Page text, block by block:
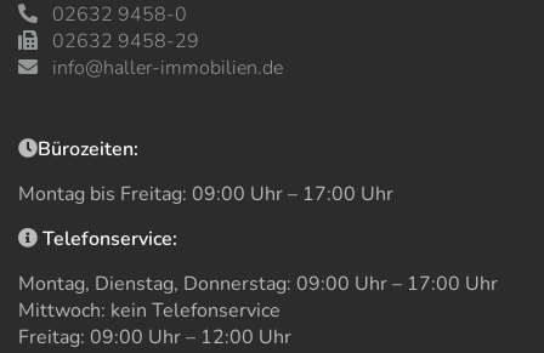
02632 9458-0
02632 9458-29
info@haller-immobilien.de
Bürozeiten:
Montag bis Freitag: 09:00 Uhr – 17:00 Uhr
Telefonservice:
Montag, Dienstag, Donnerstag: 09:00 Uhr – 17:00 Uhr
Mittwoch: kein Telefonservice
Freitag: 09:00 Uhr – 12:00 Uhr